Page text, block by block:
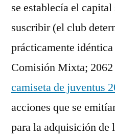
se establecía el
suscribir (el club
prácticamente
Comisión Mixta; 2062
camiseta de juventus
acciones que se
para la adquisición de